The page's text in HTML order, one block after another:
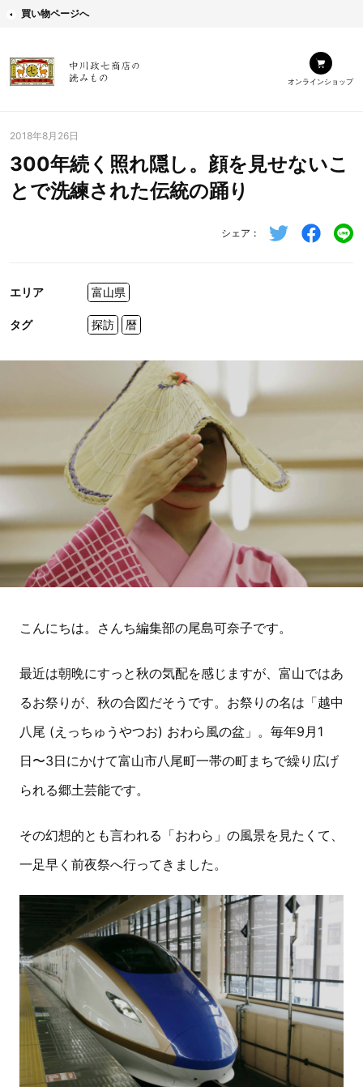
買い物ページへ
オンラインショップ
2018年8月26日
300年続く照れ隠し。顔を見せないこ
とで洗練された伝統の踊り
シェア
エリア 富山県
タグ 探訪 暦
こんにちは。さんち編集部の尾島可奈子です。
最近は朝晩にすっと秋の気配を感じますが、富山ではあ
るお祭りが、秋の合図だそうです。お祭りの名は「越中
八尾 (えっちゅうやつお) おわら風の盆」。毎年9月1
日〜3日にかけて富山市八尾町一帯の町まちで繰り広げ
られる郷土芸能です。
その幻想的とも言われる「おわら」の風景を見たくて、
一足早く前夜祭へ行ってきました。